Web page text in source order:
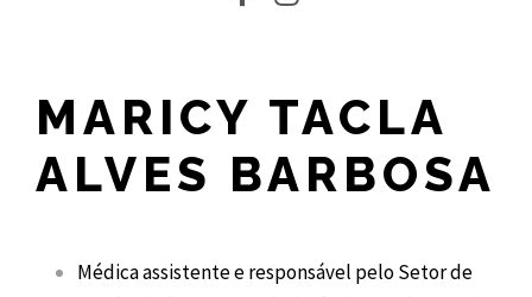
MARICY TACLA
ALVES BARBOSA
Médica assistente e responsável pelo Setor de